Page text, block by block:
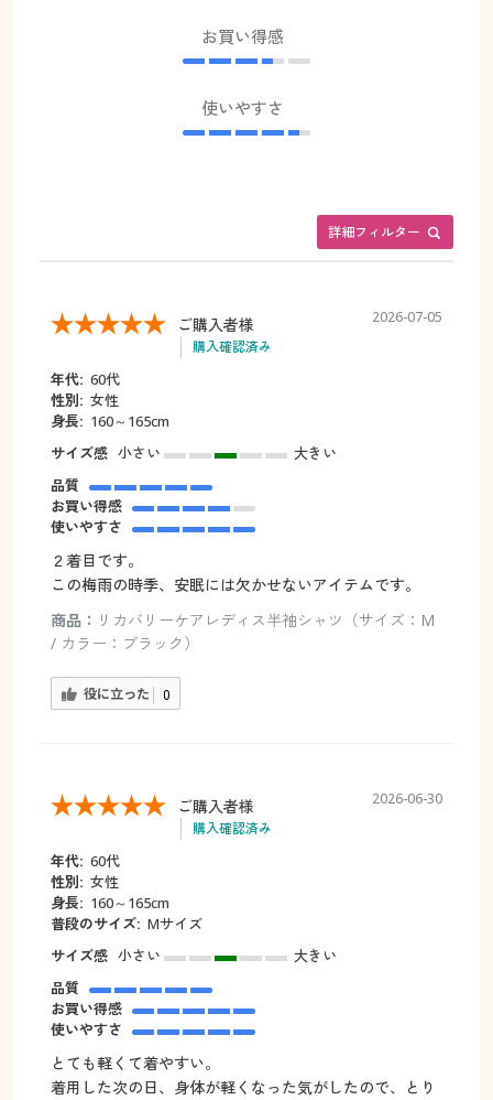
お買い得感
使いやすさ
詳細フィルター
ご購入者様
購入確認済み
2026-07-05
年代: 60代
性別: 女性
身長: 160～165cm
サイズ感 小さい
大きい
品質
お買い得感
使いやすさ
２着目です。
この梅雨の時季、安眠には欠かせないアイテムです。
商品： リカバリーケアレディス半袖シャツ（サイズ：M
/ カラー：ブラック）
役に立った 0
ご購入者様
購入確認済み
2026-06-30
年代: 60代
性別: 女性
身長: 160～165cm
普段のサイズ: Мサイズ
サイズ感 小さい
大きい
品質
お買い得感
使いやすさ
とても軽くて着やすい。
着用した次の日、身体が軽くなった気がしたので、とり